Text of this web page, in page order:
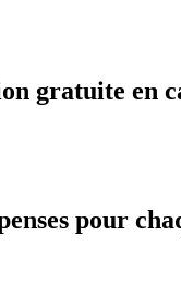
gratuite en
pour